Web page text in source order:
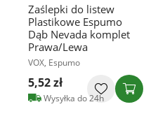
Zaślepki do listew
Plastikowe Espumo
Dąb Nevada komplet
Prawa/Lewa
VOX, Espumo
5,52 zł
Wysyłka do 24h